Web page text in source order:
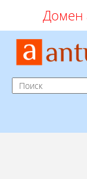
Домен